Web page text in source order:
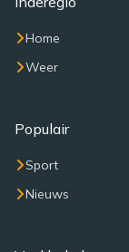
Home
Weer
Populair
Sport
Nieuws